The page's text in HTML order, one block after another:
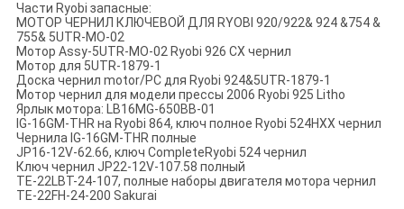
Части Ryobi запасные:
МОТОР ЧЕРНИЛ КЛЮЧЕВОЙ ДЛЯ RYOBI 920/922& 924 &754 &
755& 5UTR-MO-02
Мотор Assy-5UTR-MO-02 Ryobi 926 CX чернил
Мотор для 5UTR-1879-1
Доска чернил motor/PC для Ryobi 924&5UTR-1879-1
Мотор чернил для модели прессы 2006 Ryobi 925 Litho
Ярлык мотора: LB16MG-650BB-01
IG-16GM-THR на Ryobi 864, ключ полное Ryobi 524HXX чернил
Чернила IG-16GM-THR полные
JP16-12V-62.66, ключ CompleteRyobi 524 чернил
Ключ чернил JP22-12V-107.58 полный
TE-22LBT-24-107, полные наборы двигателя мотора чернил
TE-22FH-24-200 Sakurai